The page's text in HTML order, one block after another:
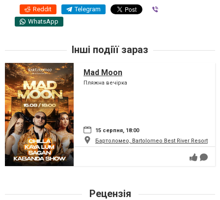
Reddit Telegram
WhatsApp
Інші подіїї зараз
Mad Moon
Пляжна вечірка
15 серпня, 18:00
Бартоломео, Bartolomeo Best River Resort
Рецензія